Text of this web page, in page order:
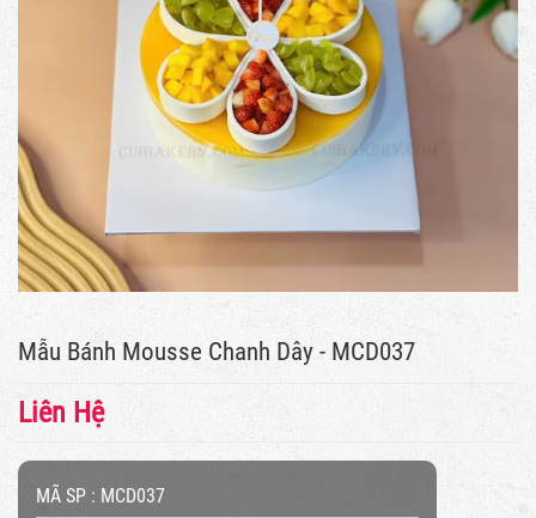
Mẫu Bánh Mousse Chanh Dây - MCD037
Liên Hệ
MÃ SP : MCD037